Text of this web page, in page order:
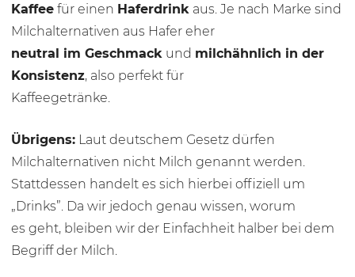
Kaffee für einen Haferdrink aus. Je nach Marke sind
Milchalternativen aus Hafer eher
neutral im Geschmack und milchähnlich in der
Konsistenz, also perfekt für
Kaffeegetränke.
Übrigens: Laut deutschem Gesetz dürfen
Milchalternativen nicht Milch genannt werden.
Stattdessen handelt es sich hierbei offiziell um
„Drinks”. Da wir jedoch genau wissen, worum
es geht, bleiben wir der Einfachheit halber bei dem
Begriff der Milch.